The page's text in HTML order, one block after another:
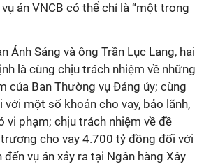
án VNCB có thể chỉ là “một trong
Ánh Sáng và ông Trần Lục Lang, hai
là cùng chịu trách nhiệm về những
của Ban Thường vụ Đảng ủy; cùng
một số khoản cho vay, bảo lãnh,
vi phạm; chịu trách nhiệm về đề
cho vay 4.700 tỷ đồng đối với
vụ án xảy ra tại Ngân hàng Xây